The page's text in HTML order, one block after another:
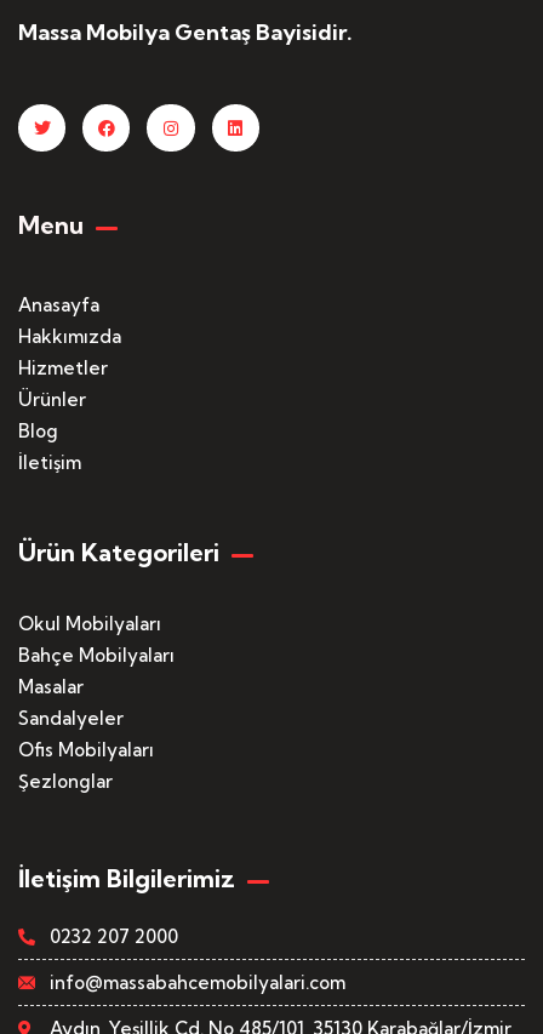
Massa Mobilya Gentaş Bayisidir.
Menu
Anasayfa
Hakkımızda
Hizmetler
Ürünler
Blog
İletişim
Ürün Kategorileri
Okul Mobilyaları
Bahçe Mobilyaları
Masalar
Sandalyeler
Ofis Mobilyaları
Şezlonglar
İletişim Bilgilerimiz
0232 207 2000
info@massabahcemobilyalari.com
Aydın, Yeşillik Cd. No 485/101, 35130 Karabağlar/İzmir